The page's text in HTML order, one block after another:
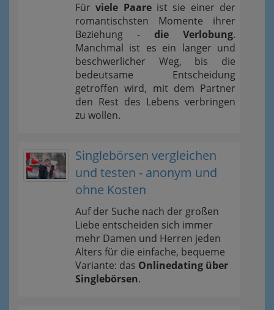
Fürviele Paareist sie einer der
romantischsten Momente ihrer
Beziehung - die Verlobung.
Manchmal ist es ein langer und
beschwerlicher Weg, bis die
bedeutsame Entscheidung
getroffen wird, mit dem Partner
den Rest des Lebens verbringen
zu wollen.
Singlebörsen vergleichen
und testen - anonym und
ohne Kosten
Auf der Suche nach der großen
Liebe entscheiden sich immer
mehr Damen und Herren jeden
Alters für die einfache, bequeme
Variante: das Onlinedating über
Singlebörsen.